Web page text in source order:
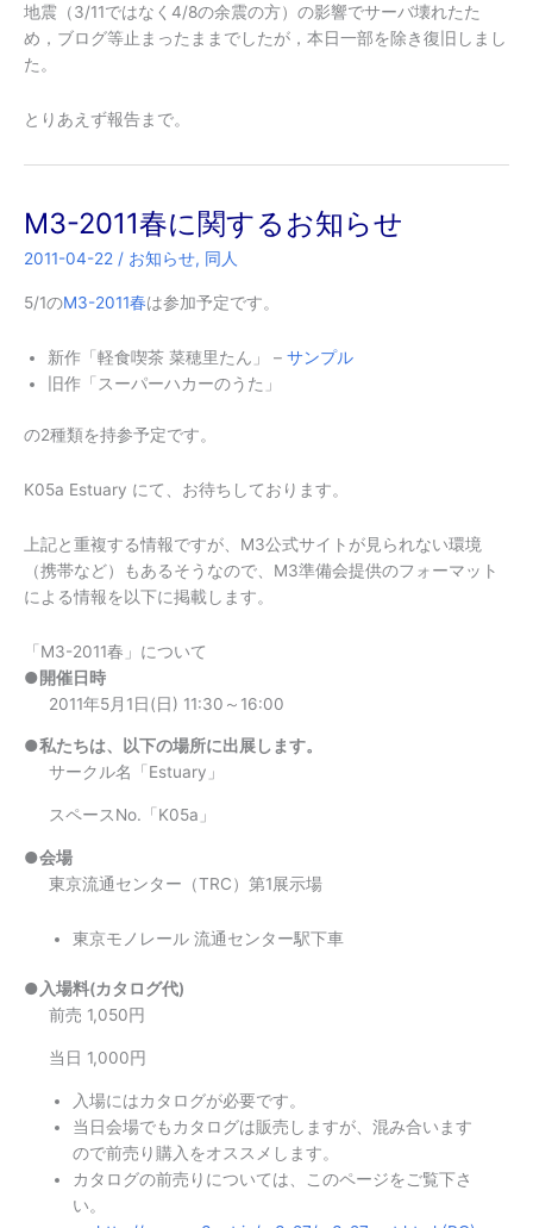
地震（3/11ではなく4/8の余震の方）の影響でサーバ壊れたた
め，ブログ等止まったままでしたが，本日一部を除き復旧しまし
た。
とりあえず報告まで。
M3-2011春に関するお知らせ
2011-04-22 / お知らせ, 同人
5/1のM3-2011春は参加予定です。
新作「軽食喫茶 菜穂里たん」 – サンプル
旧作「スーパーハカーのうた」
の2種類を持参予定です。
K05a Estuary にて、お待ちしております。
上記と重複する情報ですが、M3公式サイトが見られない環境
（携帯など）もあるそうなので、M3準備会提供のフォーマット
による情報を以下に掲載します。
「M3-2011春」について
●開催日時
2011年5月1日(日) 11:30～16:00
●私たちは、以下の場所に出展します。
サークル名「Estuary」
スペースNo.「K05a」
●会場
東京流通センター（TRC）第1展示場
東京モノレール 流通センター駅下車
●入場料(カタログ代)
前売 1,050円
当日 1,000円
入場にはカタログが必要です。
当日会場でもカタログは販売しますが、混み合います
ので前売り購入をオススメします。
カタログの前売りについては、このページをご覧下さ
い。